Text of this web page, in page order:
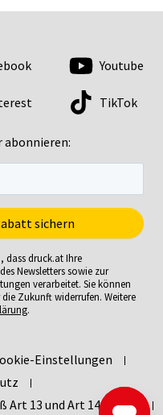
abonnieren:
Youtube
TikTok
dass druck.at Ihre
Newsletters sowie zur
verarbeitet. Sie können
Zukunft widerrufen. Weitere
.
Einstellungen
13 und Art 14 DSGVO